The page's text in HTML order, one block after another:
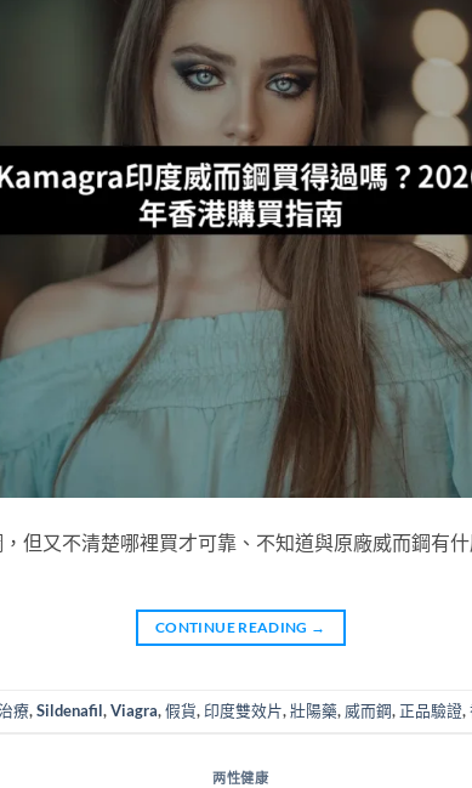
但又不清楚哪裡買才可靠、不知道與原廠威而鋼有
CONTINUE READING →
療,Sildenafil,Viagra,假貨,印度雙效片,壯陽藥, 威而鋼, 正品驗證,
两性健康